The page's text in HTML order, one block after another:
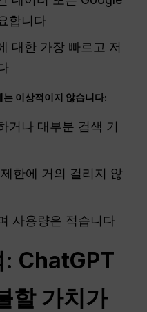
합니다
대한 가장 빠르고 저
는 이상적이지 않습니다:
거나 대부분 검색 기
한에 거의 걸리지 않
사용량은 적습니다
: ChatGPT
할 가치가